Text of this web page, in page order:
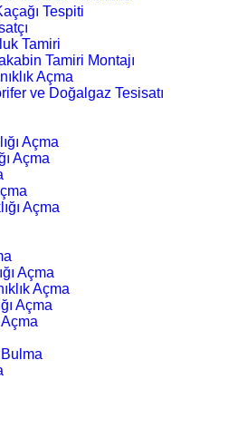
Tespiti
Tamiri
Tamiri Montajı
Açma
ve Doğalgaz Tesisatı
Açma
Açma
Açma
Açma
Açma
Açma
Açma